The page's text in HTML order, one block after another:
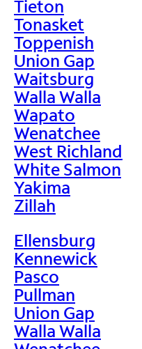
Tieton
Tonasket
Toppenish
Union Gap
Waitsburg
Walla Walla
Wapato
Wenatchee
West Richland
White Salmon
Yakima
Zillah
Ellensburg
Kennewick
Pasco
Pullman
Union Gap
Walla Walla